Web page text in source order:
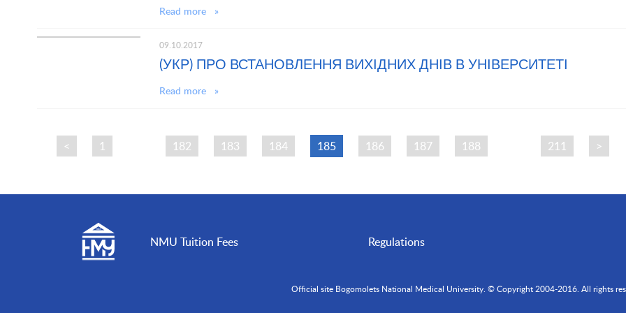
Read more »
09.10.2017
(УКР) ПРО ВСТАНОВЛЕННЯ ВИХІДНИХ ДНІВ В УНІВЕРСИТЕТІ
Read more »
< 1 182 183 184 185 186 187 188 211 >
NMU Tuition Fees Regulations
Official site Bogomolets National Medical University. © Copyright 2004-2016. All rights